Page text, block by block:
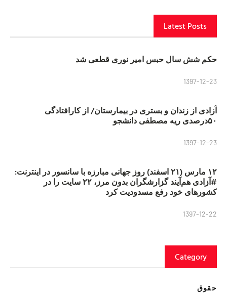
Latest Posts
حکم شش سال حبس امیر نوری قطعی شد
1397-12-23
آزادی از زندان و بستری در بیمارستان/ از کارافتادگی
۵۰درصدی ریه مصطفی دانشجو
1397-12-23
۱۲ مارس (۲۱ اسفند) روز جهانی مبارزه با سانسور در اینترنت:
#آزادی هم‌آیند گزارشگران‌ بدون مرز، ۲۲ سایت را در
کشورهای خود رفع مسدودیت کرد
1397-12-22
Category
حقوق